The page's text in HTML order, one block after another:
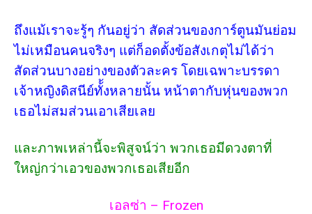
ถึงแม้เราจะรู้ๆ กันอยู่ว่า สัดส่วนของการ์ตูนมันย่อม
ไม่เหมือนคนจริงๆ แต่ก็อดตั้งข้อสังเกตุไม่ได้ว่า
สัดส่วนบางอย่างของตัวละคร โดยเฉพาะบรรดา
เจ้าหญิงดิสนีย์ทั้้งหลายนั้น หน้าตากับหุ่นของพวก
เธอไม่สมส่วนเอาเสียเลย
และภาพเหล่านี้จะพิสูจน์ว่า พวกเธอมีดวงตาที่
ใหญ่กว่าเอวของพวกเธอเสียอีก
เอลซ่า – Frozen